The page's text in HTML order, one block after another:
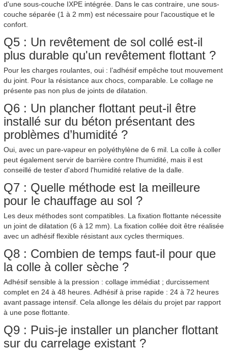
d'une sous-couche IXPE intégrée. Dans le cas contraire, une sous-
couche séparée (1 à 2 mm) est nécessaire pour l'acoustique et le
confort.
Q5 : Un revêtement de sol collé est-il
plus durable qu'un revêtement flottant ?
Pour les charges roulantes, oui : l’adhésif empêche tout mouvement
du joint. Pour la résistance aux chocs, comparable. Le collage ne
présente pas non plus de joints de dilatation.
Q6 : Un plancher flottant peut-il être
installé sur du béton présentant des
problèmes d’humidité ?
Oui, avec un pare-vapeur en polyéthylène de 6 mil. La colle à coller
peut également servir de barrière contre l'humidité, mais il est
conseillé de tester d'abord l'humidité relative de la dalle.
Q7 : Quelle méthode est la meilleure
pour le chauffage au sol ?
Les deux méthodes sont compatibles. La fixation flottante nécessite
un joint de dilatation (6 à 12 mm). La fixation collée doit être réalisée
avec un adhésif flexible résistant aux cycles thermiques.
Q8 : Combien de temps faut-il pour que
la colle à coller sèche ?
Adhésif sensible à la pression : collage immédiat ; durcissement
complet en 24 à 48 heures. Adhésif à prise rapide : 24 à 72 heures
avant passage intensif. Cela allonge les délais du projet par rapport
à une pose flottante.
Q9 : Puis-je installer un plancher flottant
sur du carrelage existant ?